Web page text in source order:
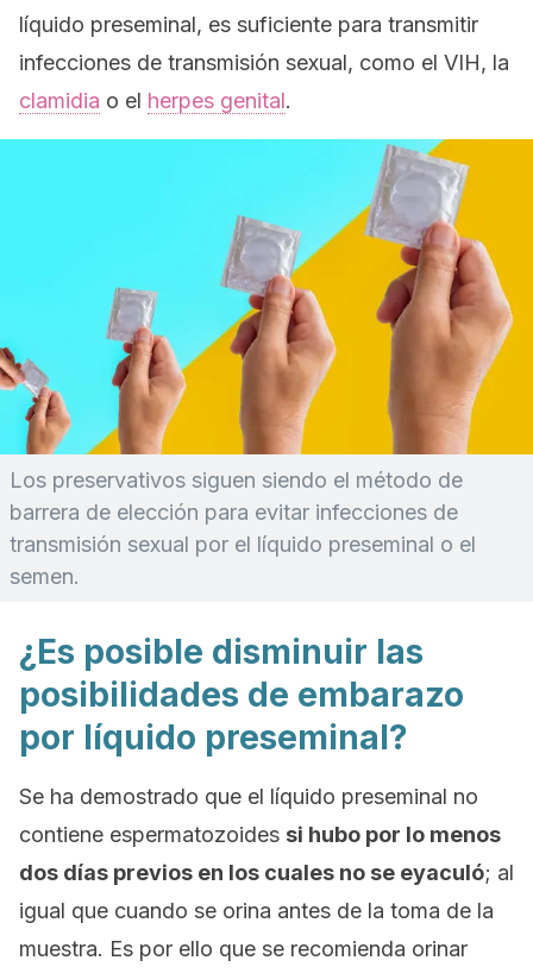
líquido preseminal, es suficiente para transmitir
infecciones de transmisión sexual, como el VIH, la
clamidia o el herpes genital.
Los preservativos siguen siendo el método de
barrera de elección para evitar infecciones de
transmisión sexual por el líquido preseminal o el
semen.
¿Es posible disminuir las
posibilidades de embarazo
por líquido preseminal?
Se ha demostrado que el líquido preseminal no
contiene espermatozoides si hubo por lo menos
dos días previos en los cuales no se eyaculó; al
igual que cuando se orina antes de la toma de la
muestra. Es por ello que se recomienda orinar